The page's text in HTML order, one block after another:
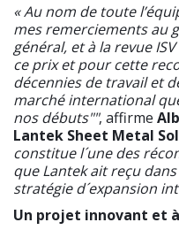
« Au nom de toute
mes remerciements au
général, et à la revue
ce prix et pour cette
décennies de travail et
marché international
nos débuts"", affirme
Lantek Sheet Metal
constitue l´une des
que Lantek ait reçu
stratégie d´expansion
Un projet innovant et